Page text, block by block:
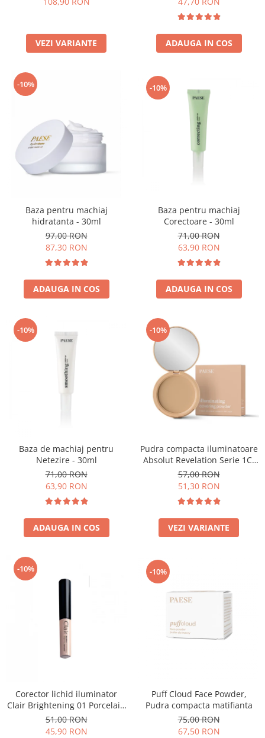
VEZI VARIANTE ADAUGA IN COS
-10%
Baza pentru machiaj
hidratanta - 30ml
97,00 RON
87,30 RON
ADAUGA IN COS
-10%
Baza pentru machiaj
Corectoare - 30ml
71,00 RON
63,90 RON
ADAUGA IN COS
-10%
Baza de machiaj pentru
Netezire - 30ml
71,00 RON
63,90 RON
ADAUGA IN COS
-10%
Pudra compacta iluminatoare
Absolut Revelation Serie 1C,
9g
57,00 RON
51,30 RON
VEZI VARIANTE
-10%
Corector lichid iluminator
Clair Brightening 01 Porcelain
- 6ml
51,00 RON
45,90 RON
-10%
Puff Cloud Face Powder,
Pudra compacta matifianta
75,00 RON
67,50 RON